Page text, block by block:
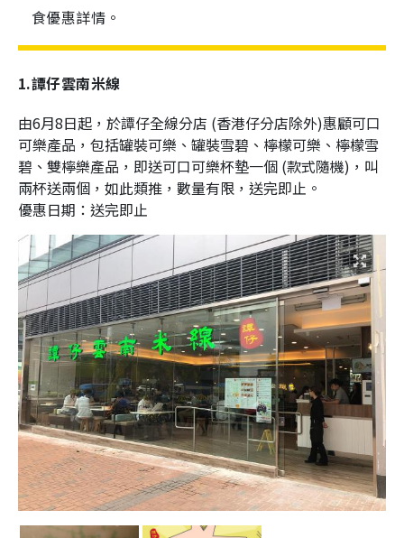
食優惠詳情。
1.譚仔雲南米線
由6月8日起，於譚仔全線分店 (香港仔分店除外)惠顧可口
可樂產品，包括罐裝可樂、罐裝雪碧、檸檬可樂、檸檬雪
碧、雙檸樂產品，即送可口可樂杯墊一個 (款式隨機)，叫
兩杯送兩個，如此類推，數量有限，送完即止。
優惠日期：送完即止